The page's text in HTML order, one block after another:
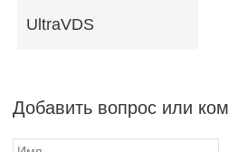
UltraVDS
Добавить вопрос или